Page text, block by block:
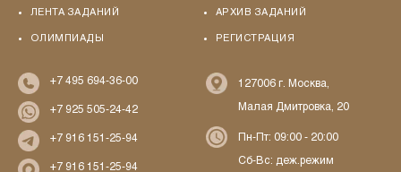
ЛЕНТА ЗАДАНИЙ
ОЛИМПИАДЫ
АРХИВ ЗАДАНИЙ
РЕГИСТРАЦИЯ
+7 495 694-36-00
+7 925 505-24-42
+7 916 151-25-94
+7 916 151-25-94
127006 г. Москва,
Малая Дмитровка, 20
Пн-Пт: 09:00 - 20:00
Сб-Вс: деж.режим